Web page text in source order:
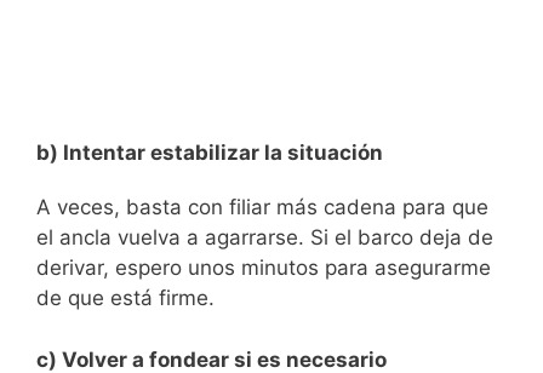
b) Intentar estabilizar la situación
A veces, basta con filiar más cadena para que
el ancla vuelva a agarrarse. Si el barco deja de
derivar, espero unos minutos para asegurarme
de que está firme.
c) Volver a fondear si es necesario